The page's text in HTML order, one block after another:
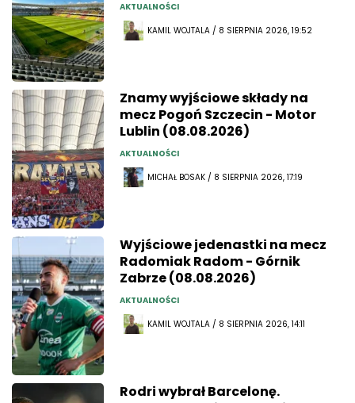
AKTUALNOŚCI
KAMIL WOJTALA / 8 SIERPNIA 2026, 19:52
Znamy wyjściowe składy na
mecz Pogoń Szczecin - Motor
Lublin (08.08.2026)
AKTUALNOŚCI
MICHAŁ BOSAK / 8 SIERPNIA 2026, 17:19
Wyjściowe jedenastki na mecz
Radomiak Radom - Górnik
Zabrze (08.08.2026)
AKTUALNOŚCI
KAMIL WOJTALA / 8 SIERPNIA 2026, 14:11
Rodri wybrał Barcelonę.